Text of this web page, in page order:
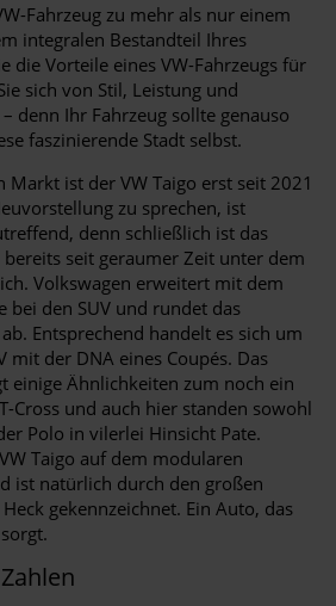
Fahrzeug zu mehr als nur einem
integralen Bestandteil Ihres
die Vorteile eines VW-Fahrzeugs für
sich von Stil, Leistung und
denn Ihr Fahrzeug sollte genauso
faszinierende Stadt selbst.
ist der VW Taigo erst seit 2021
zu sprechen, ist
denn schließlich ist das
seit geraumer Zeit unter dem
Volkswagen erweitert mit dem
bei den SUV und rundet das
Entsprechend handelt es sich um
mit der DNA eines Coupés. Das
einige Ähnlichkeiten zum noch ein
Cross und auch hier standen sowohl
Polo in vilerlei Hinsicht Pate.
Taigo auf dem modularen
ist natürlich durch den großen
gekennzeichnet. Ein Auto, das